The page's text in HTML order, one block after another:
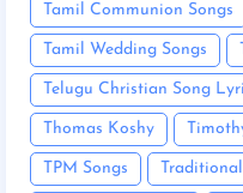
Tamil Communion Songs
Tamil Wedding Songs
Telugu Christian Song
Thomas Koshy
TPM Songs